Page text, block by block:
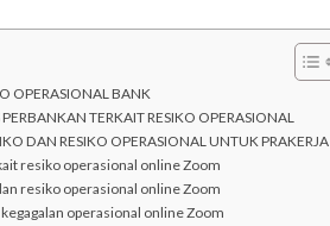
OPERASIONAL BANK
TERKAIT RESIKO OPERASIONAL
DAN RESIKO OPERASIONAL UNTUK PRAKERJA
resiko operasional online Zoom
resiko operasional online Zoom
operasional online Zoom